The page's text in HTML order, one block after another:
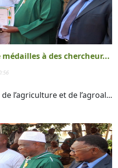
à des chercheur...
l’agriculture et de l’agroal...